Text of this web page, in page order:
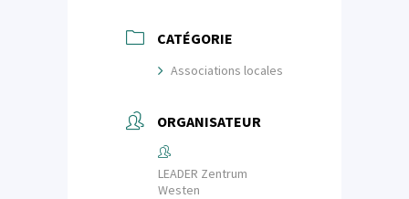
CATÉGORIE
Associations locales
ORGANISATEUR
LEADER Zentrum
Westen